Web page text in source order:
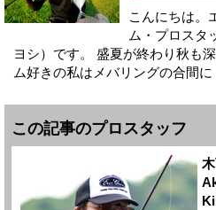
こんにちは。
ム・プロスタ
ヨシ）です。 盛夏が終わり秋も
ム好きの私はメバリングの合間に
この記事のプロスタッフ